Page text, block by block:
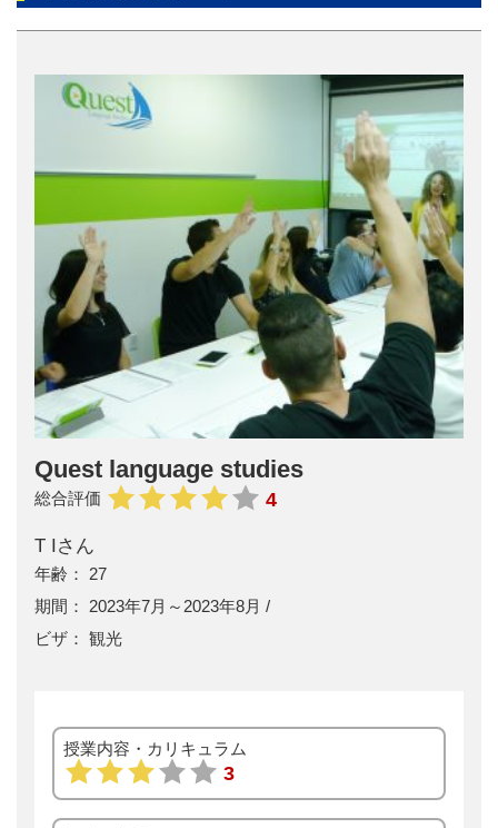
Quest language studies
総合評価 4
T Iさん
27
2023年7月～2023年8月
観光
授業内容・カリキュラム
3